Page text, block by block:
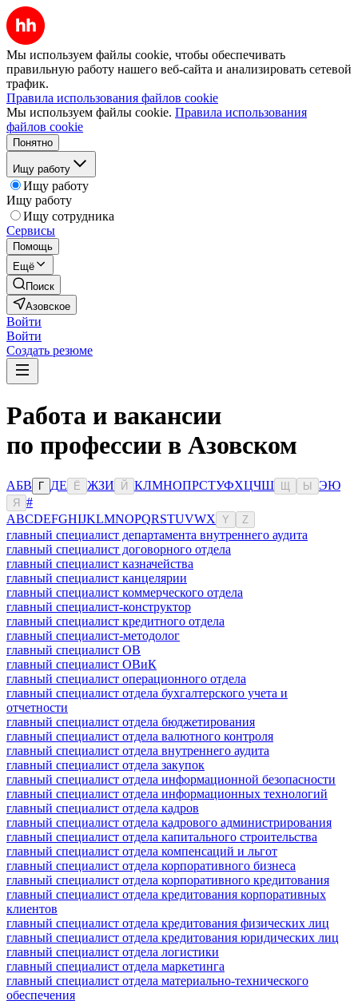
Мы используем файлы cookie, чтобы обеспечивать
правильную работу нашего веб-сайта и анализировать сетевой
трафик.
Правила использования файлов cookie
Мы используем файлы cookie. Правила использования
файлов cookie
Понятно
Ищу работу
Ищу работу
Ищу работу
Ищу сотрудника
Сервисы
Помощь
Ещё
Поиск
Азовское
Войти
Войти
Создать резюме
Работа и вакансии
по профессии в Азовском
АБВ Г ДЕ Ё ЖЗИ Й КЛМНОПРСТУФХЦЧШ Ы ЭЮ
Я
#
ABCDEFGHIJKLMNOPQRSTUVWX Y Z
главный специалист департамента внутреннего аудита
главный специалист договорного отдела
главный специалист казначейства
главный специалист канцелярии
главный специалист коммерческого отдела
главный специалист-конструктор
главный специалист кредитного отдела
главный специалист-методолог
главный специалист ОВ
главный специалист ОВиК
главный специалист операционного отдела
главный специалист отдела бухгалтерского учета и
отчетности
главный специалист отдела бюджетирования
главный специалист отдела валютного контроля
главный специалист отдела внутреннего аудита
главный специалист отдела закупок
главный специалист отдела информационной безопасности
главный специалист отдела информационных технологий
главный специалист отдела кадров
главный специалист отдела кадрового администрирования
главный специалист отдела капитального строительства
главный специалист отдела компенсаций и льгот
главный специалист отдела корпоративного бизнеса
главный специалист отдела корпоративного кредитования
главный специалист отдела кредитования корпоративных
клиентов
главный специалист отдела кредитования физических лиц
главный специалист отдела кредитования юридических лиц
главный специалист отдела логистики
главный специалист отдела маркетинга
главный специалист отдела материально-технического
обеспечения